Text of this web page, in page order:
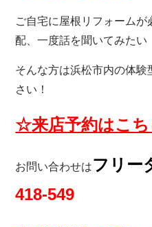
ご自宅に屋根リフォーム
配、一度話を聞いてみたい
そんな方は浜松市内の体
さい！
☆来店予約はこ
お問い合わせはフリー
418-549